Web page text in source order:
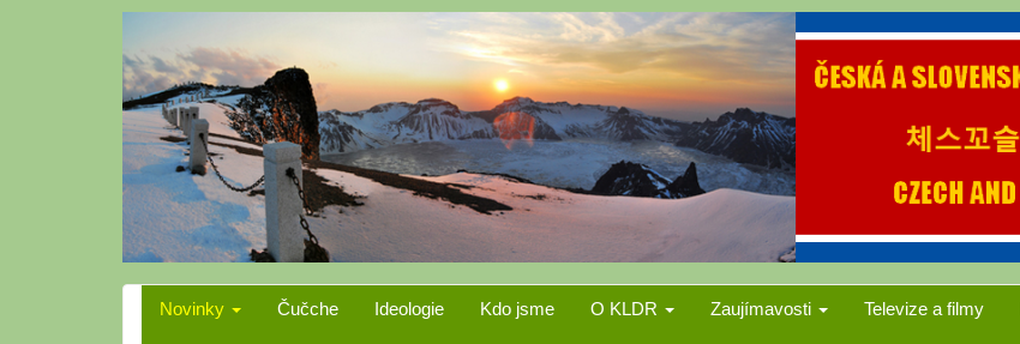
Novinky Čučche Ideologie Kdo jsme O KLDR Zaujímavosti Televize a filmy